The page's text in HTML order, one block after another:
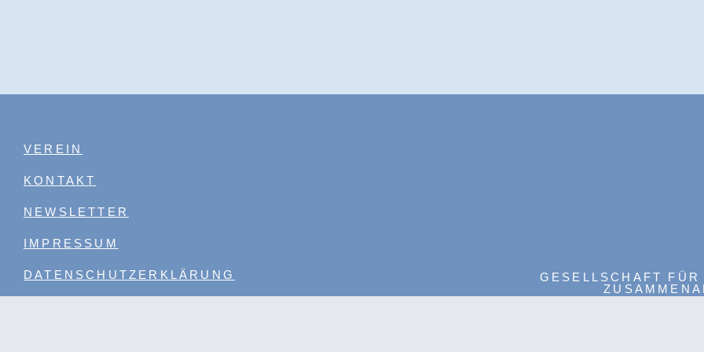
VEREIN
KONTAKT
NEWSLETTER
IMPRESSUM
DATENSCHUTZERKLÄRUNG
GESELLSCHAFT
INFO